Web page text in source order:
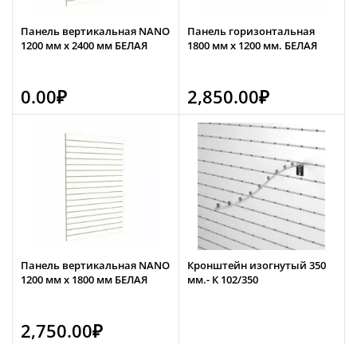
Панель вертикальная NANO
1200 мм х 2400 мм БЕЛАЯ
0.00₽
Панель горизонтальная
1800 мм х 1200 мм. БЕЛАЯ
2,850.00₽
Панель вертикальная NANO
1200 мм х 1800 мм БЕЛАЯ
2,750.00₽
Кронштейн изогнутый 350
мм.- К 102/350